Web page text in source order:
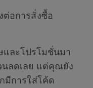
อการสั่งซื้อ
และโปรโมชั่นมา
นลดเลย แต่คุณยัง
มีการใส่โค้ด